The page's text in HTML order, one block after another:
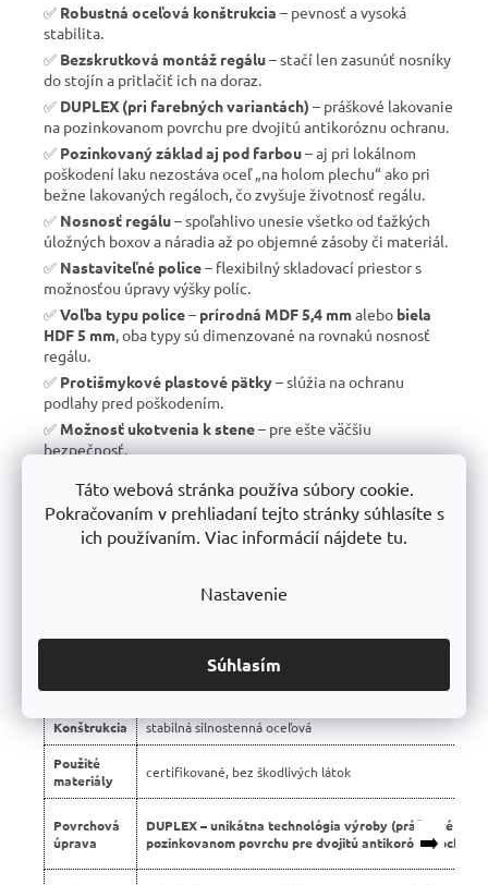
Táto webová stránka používa súbory cookie.
Pokračovaním v prehliadaní tejto stránky súhlasíte s
ich používaním. Viac informácií nájdete tu.
Nastavenie
Súhlasím
✅ Robustná oceľová konštrukcia – pevnosť a vysoká
stabilita.
✅ Bezskrutková montáž regálu– stačí len zasunúť nosníky
do stojín a pritlačiť ich na doraz.
✅ DUPLEX (pri farebných variantách) – práškové lakovanie
na pozinkovanom povrchu pre dvojitú antikoróznu ochranu.
✅ Pozinkovaný základ aj pod farbou– aj pri lokálnom
poškodení laku nezostáva oceľ „na holom plechu“ ako pri
bežne lakovaných regáloch, čo zvyšuje životnosť regálu.
✅ Nosnosť regálu– spoľahlivo unesie všetko od ťažkých
úložných boxov a náradia až po objemné zásoby či materiál.
✅ Nastaviteľné police– flexibilný skladovací priestor s
možnosťou úpravy výšky políc.
✅Voľba typu police– prírodná MDF 5,4 mmalebo biela
HDF 5 mm , oba typy sú dimenzované na rovnakú nosnosť
regálu.
✅ Protišmykové plastové pätky– slúžia na ochranu
podlahy pred poškodením.
✅ Možnosť ukotvenia k stene– pre ešte väčšiu
bezpečnosť.
výroba s dlhou životnosťou.
✅10 rokov záruka– dôkaz kvality a dlhodobej odolnosti.
➡️
regály Trestles RH 🏆
Montáž bezskrutková – jednoduchá
Konštrukcia stabilná silnostenná oceľová
Použité
materiály
certifikované, bez škodlivých látok
Povrchová
úprava
DUPLEX – unikátna technológia výroby (práškové
pozinkovanom povrchu pre dvojitú antikoróznu